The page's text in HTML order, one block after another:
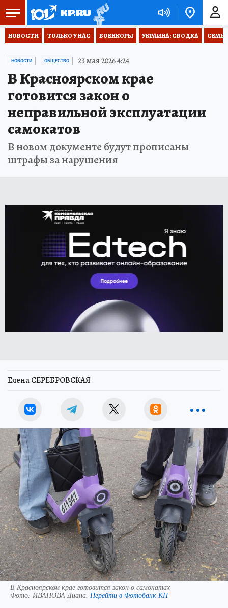
НОВОСТИ ТОЛЬКО У НАС ВОЕНКОРЫ УКРАИНА: СВОДКА
НОВОСТИ ОБЩЕСТВО 23 мая 2026 4:24
В Красноярском крае
готовится закон о
неправильной эксплуатации
самокатов
В новом документе будут прописаны
штрафы за нарушения
Елена СЕРЕБРОВСКАЯ
В Красноярском крае готовится закон о самокатах
Фото: ИВАНОВА Диана. Перейти в Фотобанк КП